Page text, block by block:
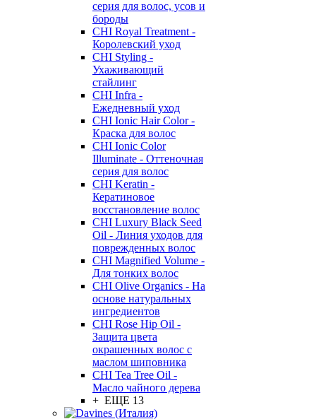
серия для волос, усов и
бороды
CHI Royal Treatment -
Королевский уход
CHI Styling -
Ухаживающий
стайлинг
CHI Infra -
Ежедневный уход
CHI Ionic Hair Color -
Краска для волос
CHI Ionic Color
Illuminate - Оттеночная
серия для волос
CHI Keratin -
Кератиновое
восстановление волос
CHI Luxury Black Seed
Oil - Линия уходов для
поврежденных волос
CHI Magnified Volume -
Для тонких волос
CHI Olive Organics - На
основе натуральных
ингредиентов
CHI Rose Hip Oil -
Защита цвета
окрашенных волос с
маслом шиповника
CHI Tea Tree Oil -
Масло чайного дерева
+ ЕЩЕ 13